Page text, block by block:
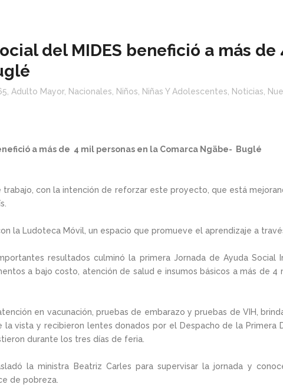
del MIDES benefició a más
, Adulto Mayor, Nacionales, Niños, Niñas Y Adolescentes, Noticias,
a más de 4 mil personas en la Comarca Ngäbe- Buglé
trabajo, con la intención de reforzar este proyecto, que está
la Ludoteca Móvil, un espacio que promueve el aprendizaje a
resultados culminó la primera Jornada de Ayuda
a bajo costo, atención de salud e insumos básicos a más de 4
en vacunación, pruebas de embarazo y pruebas de VIH,
la vista y recibieron lentes donados por el Despacho de la
durante los tres días de feria.
la ministra Beatriz Carles para supervisar la jornada y
de pobreza.